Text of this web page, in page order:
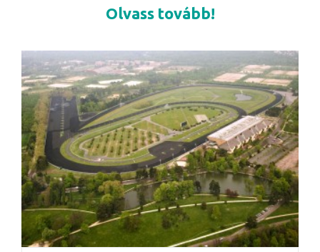
Olvass tovább!